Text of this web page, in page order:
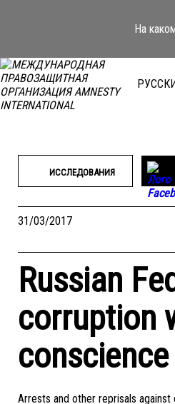
На
ИССЛЕДОВАНИЯ
31/03/2017
Russian
corruption
Arrests and other reprisals